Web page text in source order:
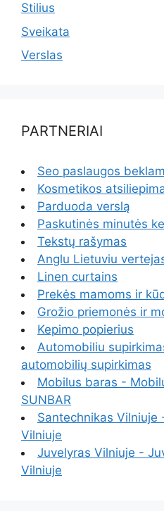
Stilius
Sveikata
Verslas
PARTNERIAI
Seo paslaugos
Kosmetikos
Parduoda verslą
Paskutinės minutės
Tekstų rašymas
Anglu Lietuviu
Linen curtains
Prekės mamoms ir
Grožio priemonės ir
Kepimo popierius
Automobiliu
automobilių supirkimas
Mobilus baras -
SUNBAR
Santechnikas Vilniuje
Vilniuje
Juvelyras Vilniuje -
Vilniuje